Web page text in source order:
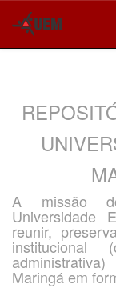
A missão
Universidade
reunir,
institucional
Maringá em